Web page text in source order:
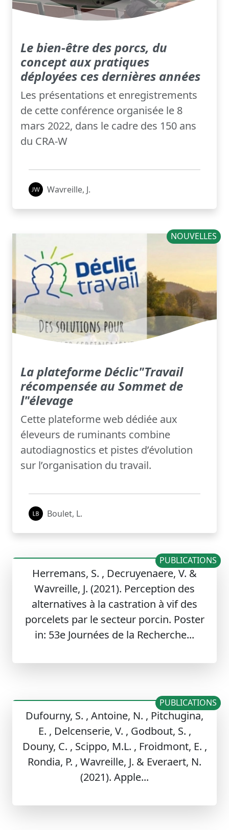
Le bien-être des porcs, du
concept aux pratiques
déployées ces dernières années
Les présentations et enregistrements
de cette conférence organisée le 8
mars 2022, dans le cadre des 150 ans
du CRA-W
Wavreille, J.
NOUVELLES
La plateforme Déclic"Travail
récompensée au Sommet de
l"élevage
Cette plateforme web dédiée aux
éleveurs de ruminants combine
autodiagnostics et pistes d’évolution
sur l’organisation du travail.
Boulet, L.
Herremans, S. , Decruyenaere, V. &
Wavreille, J. (2021). Perception des
alternatives à la castration à vif des
porcelets par le secteur porcin. Poster
in: 53e Journées de la Recherche...
PUBLICATIONS
Dufourny, S. , Antoine, N. , Pitchugina,
E. , Delcenserie, V. , Godbout, S. ,
Douny, C. , Scippo, M.L. , Froidmont, E. ,
Rondia, P. , Wavreille, J. & Everaert, N.
(2021). Apple...
PUBLICATIONS